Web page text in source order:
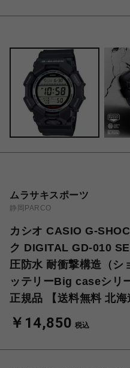
ムラサキスポーツ
静岡PARCO
カシオ CASIO G-
ク DIGITAL GD-010
圧防水 耐衝撃構造（シ
ッテリーBig caseシリ
正規品 【送料無料 北海
￥14,850 税込